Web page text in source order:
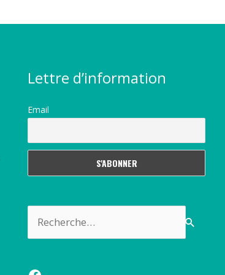
Lettre d’information
Email